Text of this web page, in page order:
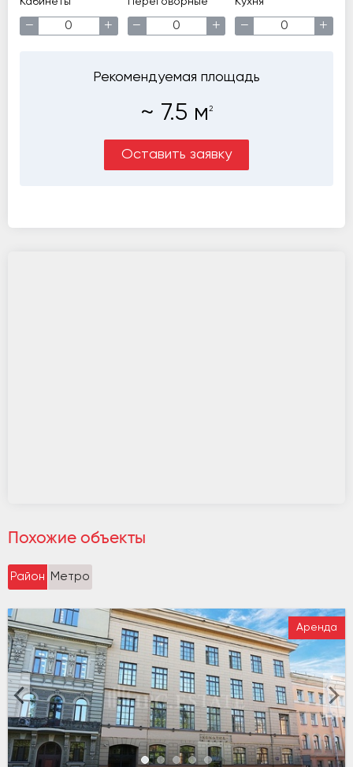
− + − + − +
Рекомендуемая площадь
~ 7.5 м 2
Оставить заявку
Похожие объекты
Район Метро
Аренда